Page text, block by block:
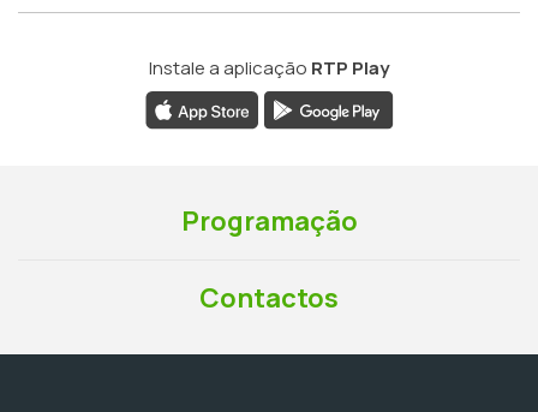
Instale a aplicação RTP Play
Programação
Contactos